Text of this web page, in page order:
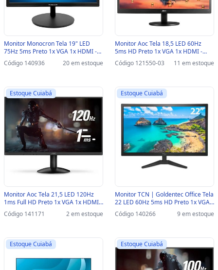
Monitor Monocron Tela 19" LED
75Hz 5ms Preto 1x VGA 1x HDMI -
12786 - 12786
Código 140936 20 em estoque
Monitor Aoc Tela 18,5 LED 60Hz
5ms HD Preto 1x VGA 1x HDMI -
E970SWHNL-SINOP-03 -
E970SWHNL
Código 121550-03 11 em estoque
Estoque Cuiabá
Monitor Aoc Tela 21,5 LED 120Hz
1ms Full HD Preto 1x VGA 1x HDMI -
22B30HM23 - 22B30HM23
Código 141171 2 em estoque
Estoque Cuiabá
Monitor TCN | Goldentec Office Tela
22 LED 60Hz 5ms HD Preto 1x VGA
1x HDMI - 66449 - 66449
Código 140266 9 em estoque
Estoque Cuiabá Estoque Cuiabá